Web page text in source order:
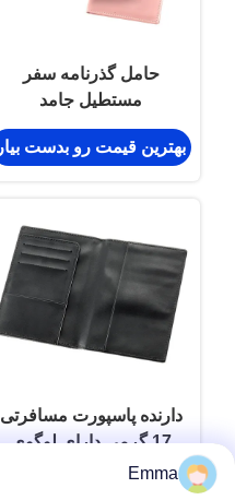
حامل گذرنامه سفر
مستطیل جامد
بهترین قیمت رو بدست بیار
دارنده پاسپورت مسافرتی
17 گرمی دارای لوگوی
بهترین قیمت رو بدست بیار
Emma